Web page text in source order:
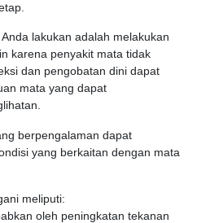
lakukan adalah melakukan
karena penyakit mata tidak
dan pengobatan dini dapat
mata yang dapat
berpengalaman dapat
yang berkaitan dengan mata
meliputi:
oleh peningkatan tekanan